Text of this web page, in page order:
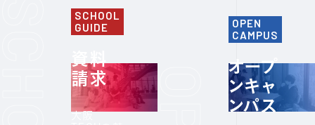
SCHOOL
GUIDE
資料
請求
大阪
OPEN
CAMPUS
オープ
ンキャ
ンパス